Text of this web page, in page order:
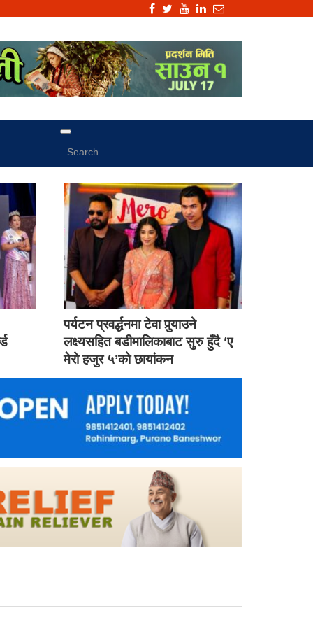
पर्यटन प्रवर्द्धनमा टेवा पुर्‍याउने
लक्ष्यसहित बडीमालिकाबाट सुरु हुँदै ‘ए
मेरो हजुर ५’को छायांकन